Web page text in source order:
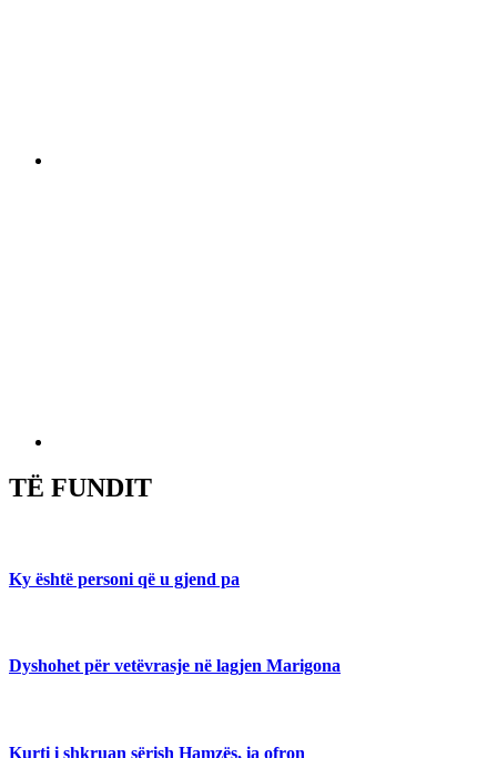
TË FUNDIT
Ky është personi që u gjend pa
Dyshohet për vetëvrasje në lagjen Marigona
Kurti i shkruan sërish Hamzës, ia ofron